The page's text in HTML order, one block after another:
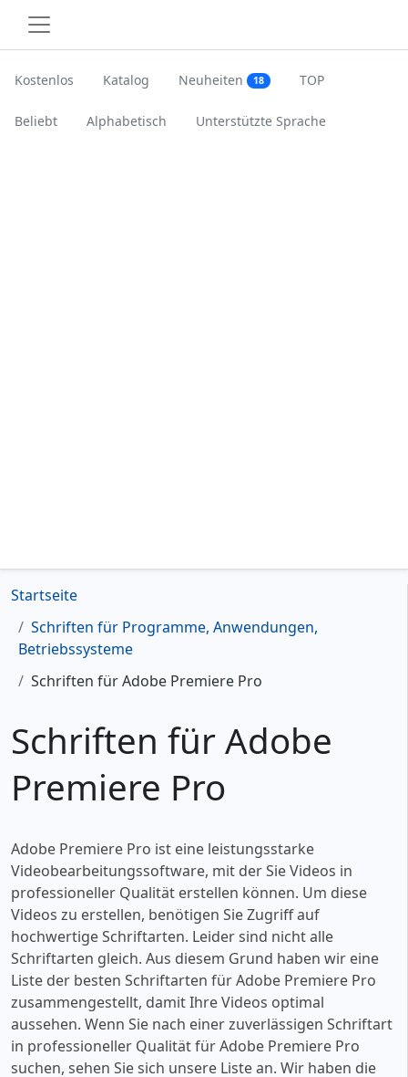
Kostenlos Katalog Neuheiten 18 TOP
Beliebt Alphabetisch Unterstützte Sprache
Startseite
Schriften für Programme, Anwendungen,
Betriebssysteme
Schriften für Adobe Premiere Pro
Schriften für Adobe
Premiere Pro
Adobe Premiere Pro ist eine leistungsstarke
Videobearbeitungssoftware, mit der Sie Videos in
professioneller Qualität erstellen können. Um diese
Videos zu erstellen, benötigen Sie Zugriff auf
hochwertige Schriftarten. Leider sind nicht alle
Schriftarten gleich. Aus diesem Grund haben wir eine
Liste der besten Schriftarten für Adobe Premiere Pro
zusammengestellt, damit Ihre Videos optimal
aussehen. Wenn Sie nach einer zuverlässigen Schriftart
in professioneller Qualität für Adobe Premiere Pro
suchen, sehen Sie sich unsere Liste an. Wir haben die